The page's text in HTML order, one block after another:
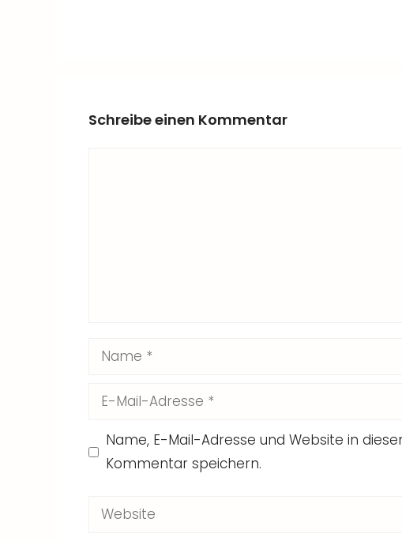
Schreibe einen Kommentar
Name
E-
Adresse
Name, E-Mail-Adresse und Website in
Kommentar speichern.
Website